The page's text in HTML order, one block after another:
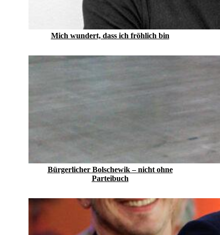
Mich wundert, dass ich fröhlich bin
Bürgerlicher Bolschewik – nicht ohne
Parteibuch